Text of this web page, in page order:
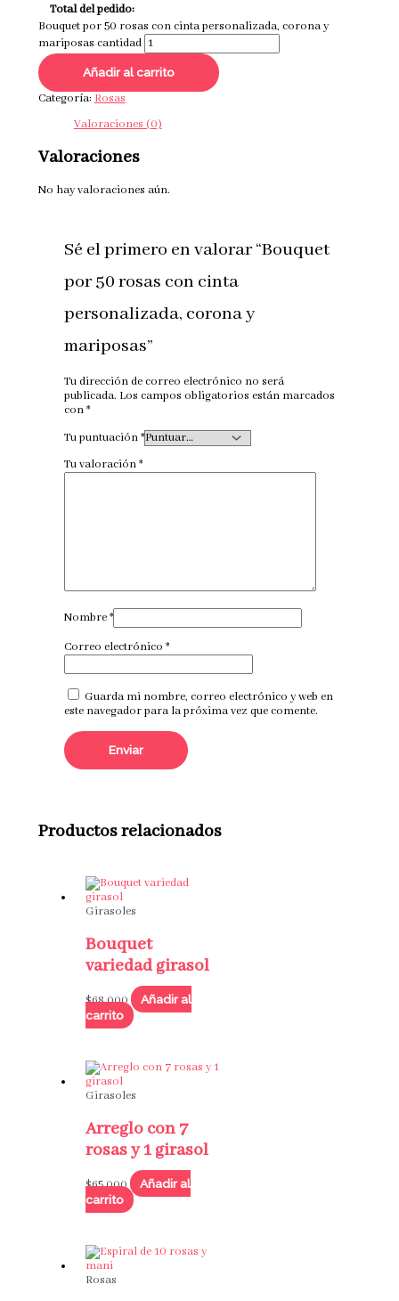
Total del pedido:
Bouquet por 50 rosas con cinta personalizada, corona y
mariposas cantidad
Añadir al carrito
Categoría: Rosas
Valoraciones (0)
Valoraciones
No hay valoraciones aún.
Sé el primero en valorar “Bouquet
por 50 rosas con cinta
personalizada, corona y
mariposas”
Tu dirección de correo electrónico no será
publicada. Los campos obligatorios están marcados
con*
Tu puntuación*
Tu valoración*
Nombre*
Correo electrónico *
Guarda mi nombre, correo electrónico y web en
este navegador para la próxima vez que comente.
Productos relacionados
Girasoles
Bouquet
variedad girasol
$68,000
Añadir al
carrito
Girasoles
Arreglo con 7
rosas y 1 girasol
$65,000
Añadir al
carrito
Rosas